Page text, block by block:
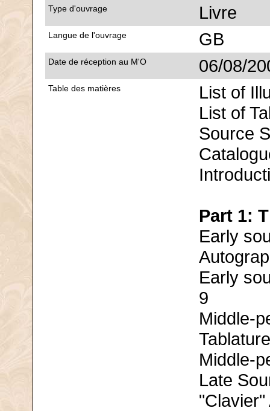
Type d'ouvrage Livre
Langue de l'ouvrage GB
Date de réception au M'O 06/08/
Table des matières
List of
List of
Source
Part 1:
Early
Early
9
Middle-
Middle-
Late
"Clavier"